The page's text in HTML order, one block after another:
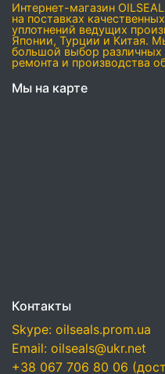
Интернет-магазин
на поставках
уплотнений ведущих
Японии, Турции и Китая.
большой выбор различных
ремонта и производства
Мы на карте
Контакты
Skype: oilseals.prom.ua
Email: oilseals@ukr.net
+38 067 706 80 06